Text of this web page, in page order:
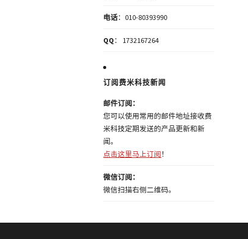
电话：010-80393990
QQ ： 1732167264
订阅费米科技新闻
邮件订阅：
您可以使用常用的邮件地址接收费
米科技定期发送的产品更新和新
闻。
点击这里马上订阅 ！
微信订阅：
微信扫描右侧二维码。